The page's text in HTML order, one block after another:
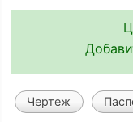
Чертеж